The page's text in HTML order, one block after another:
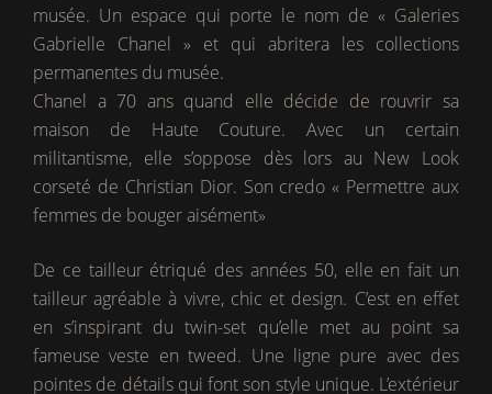
musée. Un espace qui porte le nom de « Galeries
Gabrielle Chanel » et qui abritera les collections
permanentes du musée.
Chanel a 70 ans quand elle décide de rouvrir sa
maison de Haute Couture. Avec un certain
militantisme, elle s’oppose dès lors au New Look
corseté de Christian Dior. Son credo « Permettre aux
femmes de bouger aisément»
De ce tailleur étriqué des années 50, elle en fait un
tailleur agréable à vivre, chic et design. C’est en effet
en s’inspirant du twin-set qu’elle met au point sa
fameuse veste en tweed. Une ligne pure avec des
pointes de détails qui font son style unique. L’extérieur